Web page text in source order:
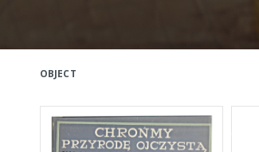
OBJECT